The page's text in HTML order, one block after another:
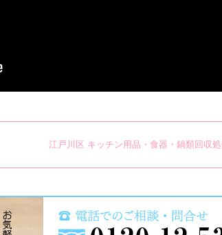
江戸川区 キッチン用品・食器・鍋類回収